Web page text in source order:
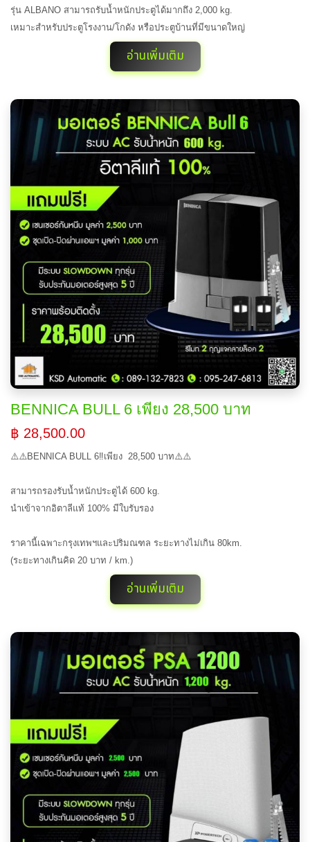
รุ่น ALBANO สามารถรับน้ำหนักประตูได้มากถึง 2,000 kg.
เหมาะสำหรับประตูโรงงาน/โกดัง หรือประตูบ้านที่มีขนาดใหญ่
อ่านเพิ่มเติม
BENNICA BULL 6 เพียง 28,500 บาท
฿ 28,500.00
⚠️⚠️BENNICA BULL 6‼️เพียง 28,500 บาท⚠️⚠️
สามารถรองรับน้ำหนักประตูได้ 600 kg.
นำเข้าจากอิตาลีแท้ 100% มีใบรับรอง
ราคานี้เฉพาะกรุงเทพฯและปริมณฑล ระยะทางไม่เกิน 80km.
(ระยะทางเกินคิด 20 บาท / km.)
อ่านเพิ่มเติม